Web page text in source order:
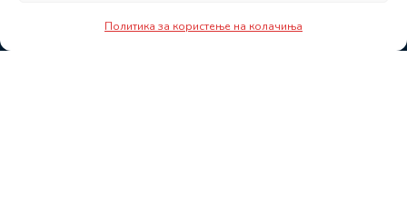
Политика за користење на колачиња